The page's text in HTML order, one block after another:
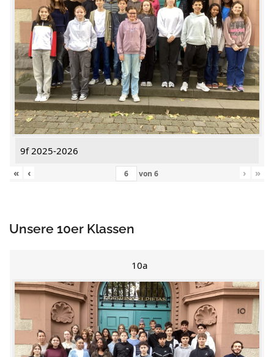
9f 2025-2026
«
‹ von 6 › »
Unsere 10er Klassen
10a